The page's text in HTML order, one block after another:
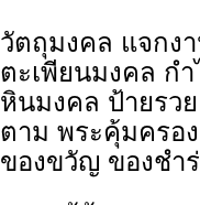
วัตถุมงคล แจกง
ตะเพียนมงคล กำ
หินมงคล ป้ายรว
ตาม พระคุ้มครอง
ของขวัญ ของชำ